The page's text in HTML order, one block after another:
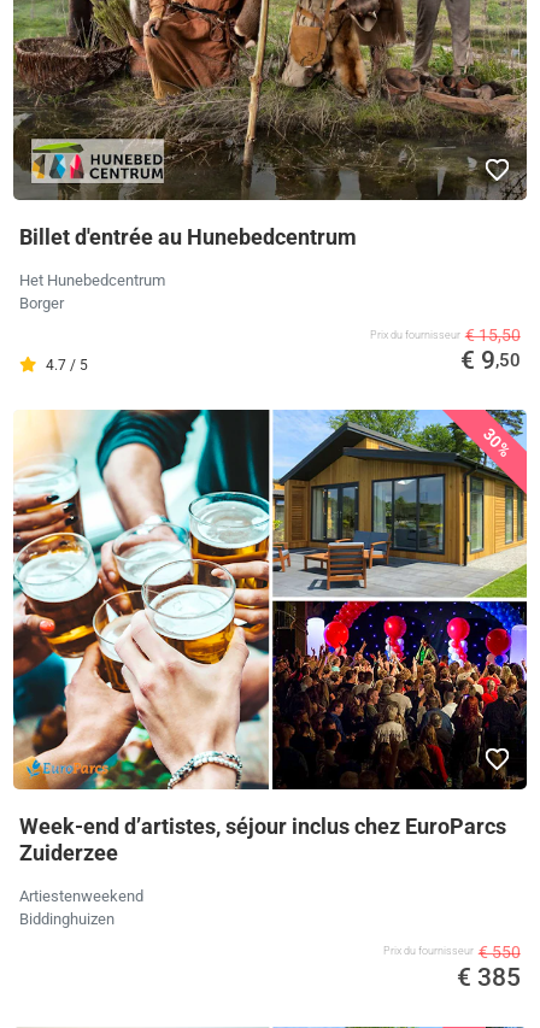
Billet d'entrée au Hunebedcentrum
Het Hunebedcentrum
Borger
4.7 / 5
Prix ​​du fournisseur € 15,50
€ 9,50
30%
Week-end d’artistes, séjour inclus chez EuroParcs
Zuiderzee
Artiestenweekend
Biddinghuizen
Prix ​​du fournisseur € 550
€ 385